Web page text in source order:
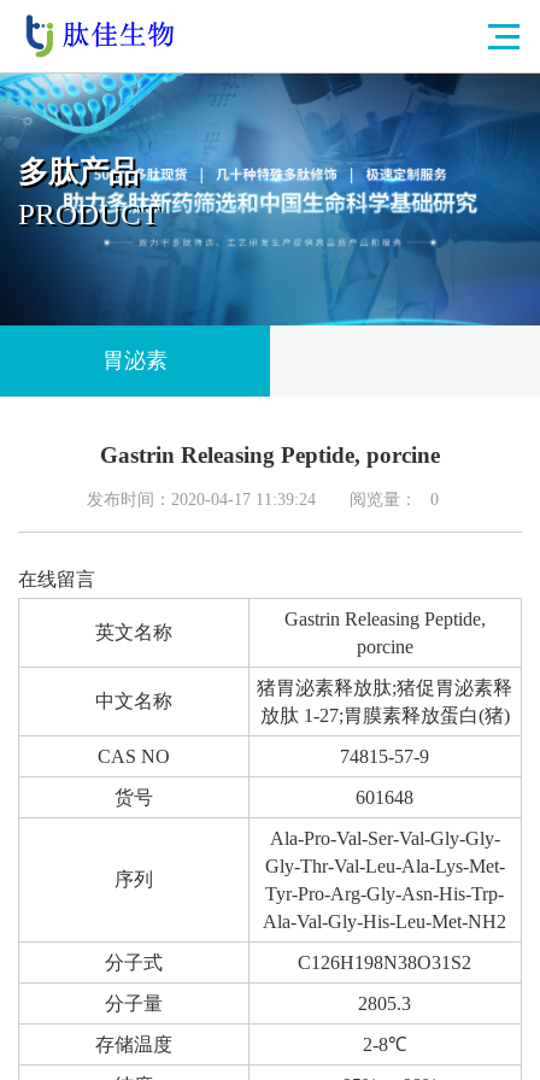
多肽产品
PRODUCT
胃泌素
Gastrin Releasing Peptide, porcine
发布时间：2020-04-17 11:39:24 阅览量： 0
在线留言
英文名称
Gastrin Releasing Peptide,
porcine
中文名称
猪胃泌素释放肽;猪促胃泌素释
放肽 1-27;胃膜素释放蛋白(猪)
CAS NO
74815-57-9
货号
601648
序列
Ala-Pro-Val-Ser-Val-Gly-Gly-
Gly-Thr-Val-Leu-Ala-Lys-Met-
Tyr-Pro-Arg-Gly-Asn-His-Trp-
Ala-Val-Gly-His-Leu-Met-NH2
分子式
C126H198N38O31S2
分子量
2805.3
存储温度
2-8℃